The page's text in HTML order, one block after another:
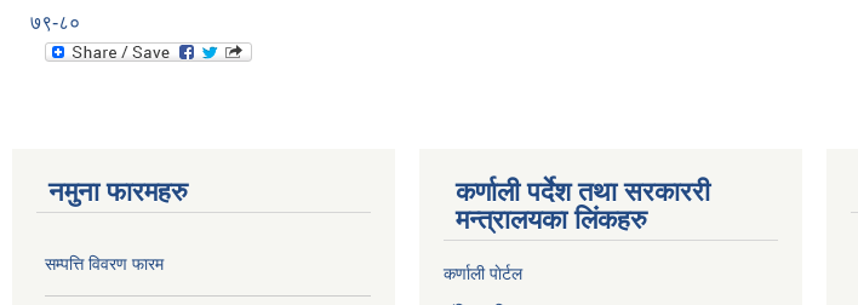
७९-८०
नमुना फारमहरु
सम्पत्ति विवरण फारम
कर्णाली पर्देश तथा सरकाररी
मन्त्रालयका लिंकहरु
कर्णाली पाेर्टल